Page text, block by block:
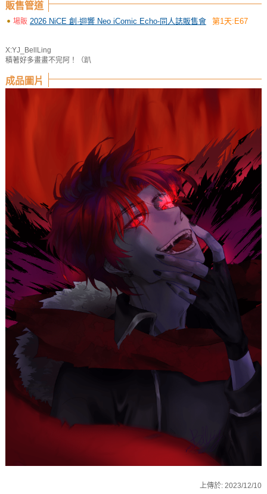
販售管道
場販 2026 NiCE 創·迴響 Neo iComic Echo-同人誌販售會 第1天:E67
X:YJ_BellLing
積著好多畫畫不完阿！（趴
成品圖片
上傳於:2023/12/10